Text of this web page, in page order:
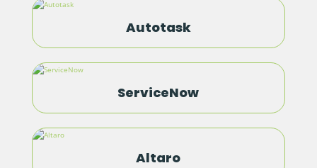
Autotask
ServiceNow
Altaro